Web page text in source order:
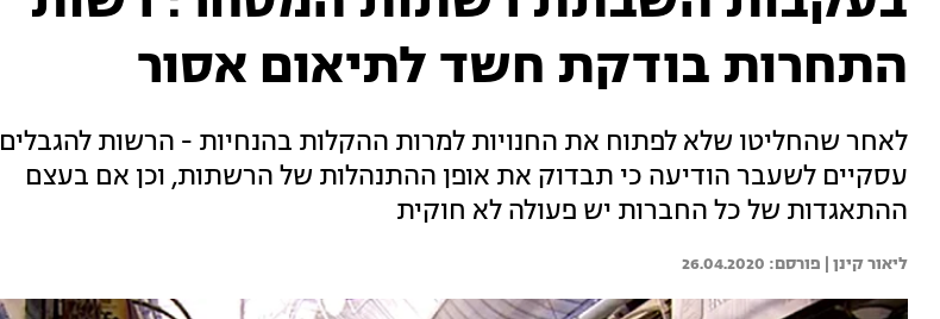
התחרות בודקת חשד לתיאום אסור
לאחר שהחליטו שלא לפתוח את החנויות למרות ההקלות בהנחיות - הרשות להגבלים
עסקיים לשעבר הודיעה כי תבדוק את אופן ההתנהלות של הרשתות, וכן אם בעצם
ההתאגדות של כל החברות יש פעולה לא חוקית
ליאור קינן | 26.04.2020